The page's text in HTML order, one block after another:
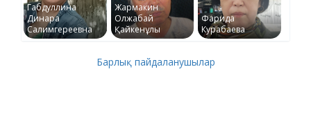
Габдуллина
Динара
Салимгереевна
Жармакин
Олжабай
Қайкенұлы
Фарида
Курабаева
Барлық пайдаланушылар